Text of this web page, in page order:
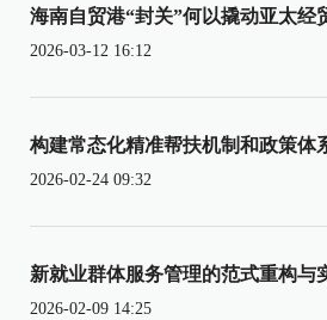
海南自贸港“封关”何以撬动亚太经
2026-03-12 16:12
构建常态化精准帮扶机制和政策体
2026-02-24 09:32
新就业群体服务管理的范式重构与
2026-02-09 14:25